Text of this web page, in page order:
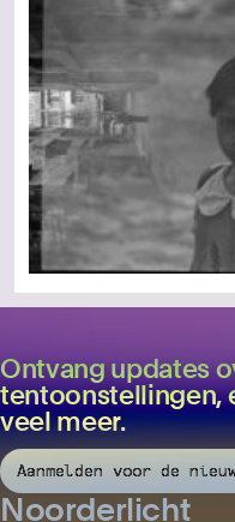
Ontvang updates
tentoonstellingen,
veel meer.
Aanmelden voor de
Noorderlicht